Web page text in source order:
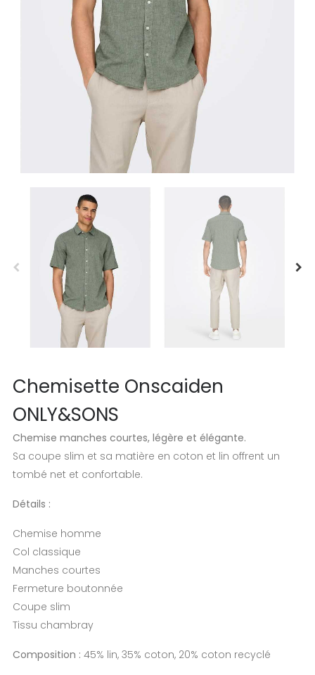
Chemisette Onscaiden
ONLY&SONS
Chemise manches courtes, légère et élégante.
Sa coupe slim et sa matière en coton et lin offrent un
tombé net et confortable.
Détails :
Chemise homme
Col classique
Manches courtes
Fermeture boutonnée
Coupe slim
Tissu chambray
Composition : 45% lin, 35% coton, 20% coton recyclé